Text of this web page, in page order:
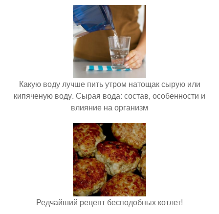
Какую воду лучше пить утром натощак сырую или
кипяченую воду. Сырая вода: состав, особенности и
влияние на организм
Редчайший рецепт бесподобных котлет!